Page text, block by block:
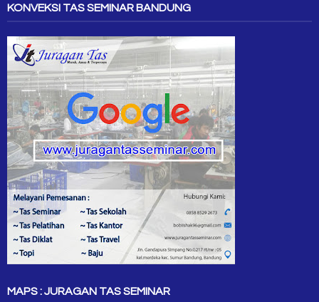
KONVEKSI TAS SEMINAR BANDUNG
MAPS : JURAGAN TAS SEMINAR